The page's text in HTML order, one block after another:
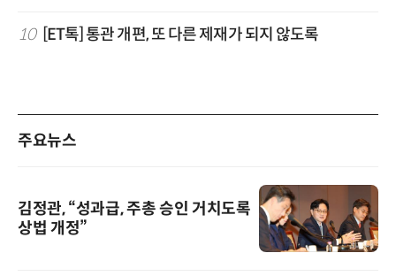
10 [ET톡] 통관 개편, 또 다른 제재가 되지 않도록
주요뉴스
김정관, “성과급, 주총 승인 거치도록
상법 개정”